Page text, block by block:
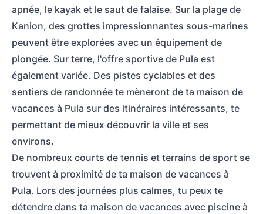
apnée, le kayak et le saut de falaise. Sur la plage de
Kanion, des grottes impressionnantes sous-marines
peuvent être explorées avec un équipement de
plongée. Sur terre, l'offre sportive de Pula est
également variée. Des pistes cyclables et des
sentiers de randonnée te mèneront de ta maison de
vacances à Pula sur des itinéraires intéressants, te
permettant de mieux découvrir la ville et ses
environs.
De nombreux courts de tennis et terrains de sport se
trouvent à proximité de ta maison de vacances à
Pula. Lors des journées plus calmes, tu peux te
détendre dans ta maison de vacances avec piscine à